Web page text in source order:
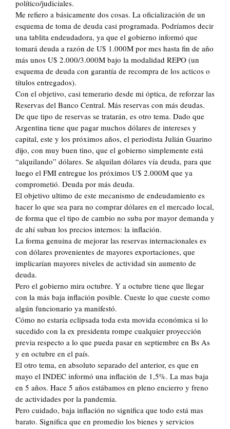
político/judiciales.
Me refiero a básicamente dos cosas. La oficialización de un
esquema de toma de deuda casi programada. Podríamos decir
una tablita endeudadora, ya que el gobierno informó que
tomará deuda a razón de U$ 1.000M por mes hasta fin de año
más unos U$ 2.000/3.000M bajo la modalidad REPO (un
esquema de deuda con garantía de recompra de los acticos o
títulos entregados).
Con el objetivo, casi temerario desde mi óptica, de reforzar las
Reservas del Banco Central. Más reservas con más deudas.
De que tipo de reservas se tratarán, es otro tema. Dado que
Argentina tiene que pagar muchos dólares de intereses y
capital, este y los próximos años, el periodista Julián Guarino
dijo, con muy buen tino, que el gobierno simplemente está
“alquilando” dólares. Se alquilan dólares vía deuda, para que
luego el FMI entregue los próximos U$ 2.000M que ya
comprometió. Deuda por más deuda.
El objetivo ultimo de este mecanismo de endeudamiento es
hacer lo que sea para no comprar dólares en el mercado local,
de forma que el tipo de cambio no suba por mayor demanda y
de ahí suban los precios internos: la inflación.
La forma genuina de mejorar las reservas internacionales es
con dólares provenientes de mayores exportaciones, que
implicarían mayores niveles de actividad sin aumento de
deuda.
Pero el gobierno mira octubre. Y a octubre tiene que llegar
con la más baja inflación posible. Cueste lo que cueste como
algún funcionario ya manifestó.
Cómo no estaría eclipsada toda esta movida económica si lo
sucedido con la ex presidenta rompe cualquier proyección
previa respecto a lo que pueda pasar en septiembre en Bs As
y en octubre en el país.
El otro tema, en absoluto separado del anterior, es que en
mayo el INDEC informó una inflación de 1,5%. La mas baja
en 5 años. Hace 5 años estábamos en pleno encierro y freno
de actividades por la pandemia.
Pero cuidado, baja inflación no significa que todo está mas
barato. Significa que en promedio los bienes y servicios